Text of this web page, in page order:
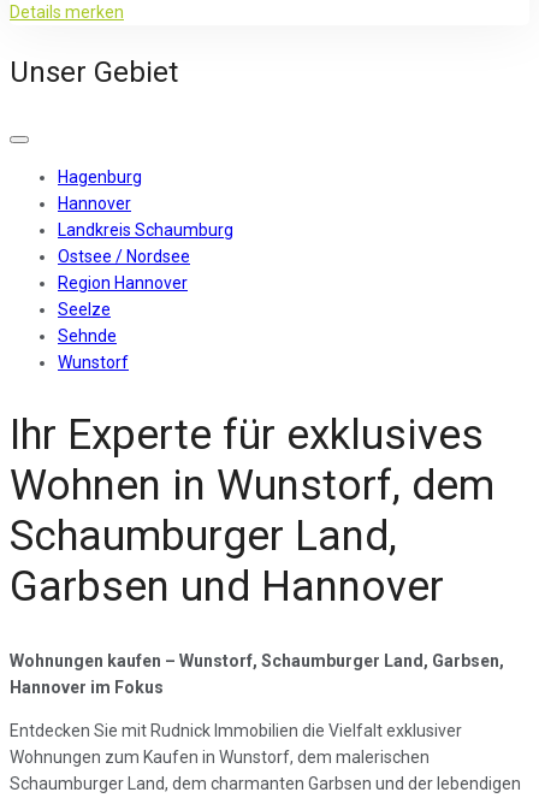
Details merken
Unser Gebiet
Hagenburg
Hannover
Landkreis Schaumburg
Ostsee / Nordsee
Region Hannover
Seelze
Sehnde
Wunstorf
Ihr Experte für exklusives
Wohnen in Wunstorf, dem
Schaumburger Land,
Garbsen und Hannover
Wohnungen kaufen – Wunstorf, Schaumburger Land, Garbsen,
Hannover im Fokus
Entdecken Sie mit Rudnick Immobilien die Vielfalt exklusiver
Wohnungen zum Kaufen in Wunstorf, dem malerischen
Schaumburger Land, dem charmanten Garbsen und der lebendigen